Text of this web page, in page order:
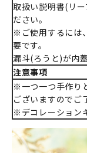
取扱い説明書(リ
ださい。
※ご使用するには
要です。
漏斗(ろうと)が内
注意事項
※一つ一つ手作り
ございますのでご
※デコレーション